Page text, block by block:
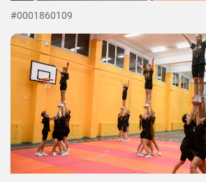
#0001860109